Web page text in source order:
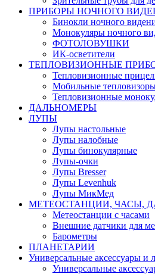
ПРИБОРЫ НОЧНОГО
Бинокли ночного
Монокуляры ночного
ФОТОЛОВУШКИ
ИК-осветители
ТЕПЛОВИЗИОННЫЕ
Тепловизионные
Мобильные
Тепловизионные
ДАЛЬНОМЕРЫ
ЛУПЫ
Лупы настольные
Лупы налобные
Лупы бинокулярные
Лупы-очки
Лупы Bresser
Лупы Levenhuk
Лупы МикМед
МЕТЕОСТАНЦИИ, ЧАСЫ,
Метеостанции с часами
Внешние датчики для
Барометры
ПЛАНЕТАРИИ
Универсальные аксессуары и
Универсальные